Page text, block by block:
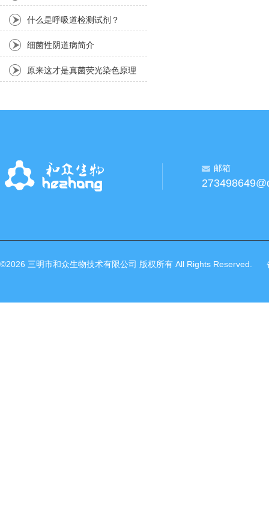
行过敏检测？
什么是呼吸道检测试剂？
细菌性阴道病简介
原来这才是真菌荧光染色原理
邮箱
©2026 三明市和众生物技术有限公司 版权所有 All Rights Reserved.